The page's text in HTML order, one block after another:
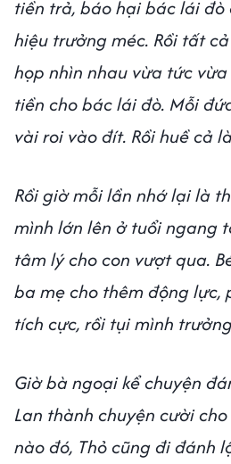
tiền trả, báo hại bác lái
hiệu trưởng méc. Rồi tất
họp nhìn nhau vừa tức
tiền cho bác lái đò. Mỗi
vài roi vào đít. Rồi huề cả
Rồi giờ mỗi lần nhớ lại là
mình lớn lên ở tuổi ngang
tâm lý cho con vượt qua.
ba mẹ cho thêm động lực,
tích cực, rồi tụi mình
Giờ bà ngoại kể chuyện
Lan thành chuyện cười
nào đó, Thỏ cũng đi đánh